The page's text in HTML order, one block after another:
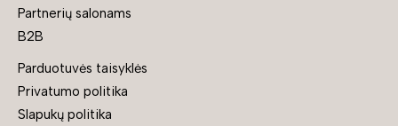
Partnerių salonams
B2B
Parduotuvės taisyklės
Privatumo politika
Slapukų politika